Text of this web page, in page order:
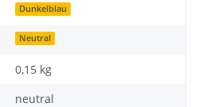
Dunkelblau
Neutral
0,15 kg
neutral